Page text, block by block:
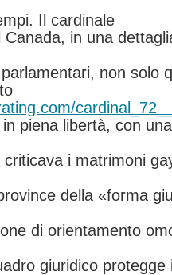
Il cardinale
in una
non solo
piena libertà, con
i matrimoni
della «forma
di orientamento
giuridico